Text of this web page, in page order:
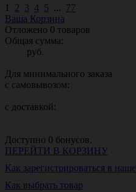
1 2 3 4 5 ... 77
Ваша Корзина
Отложено 0 товаров
Общая сумма:
руб.
Для минимального заказа
с самовывозом:
с доставкой:
Доступно 0 бонусов.
ПЕРЕЙТИ В КОРЗИНУ
Как зарегистрироваться в
Как выбрать товар